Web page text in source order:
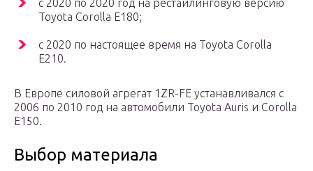
с 2020 по 2020 год на рестайлинговую версию
Toyota Corolla E180;
с 2020 по настоящее время на Toyota Corolla
E210.
В Европе силовой агрегат 1ZR-FE устанавливался с
2006 по 2010 год на автомобили Toyota Auris и Corolla
E150.
Выбор материала